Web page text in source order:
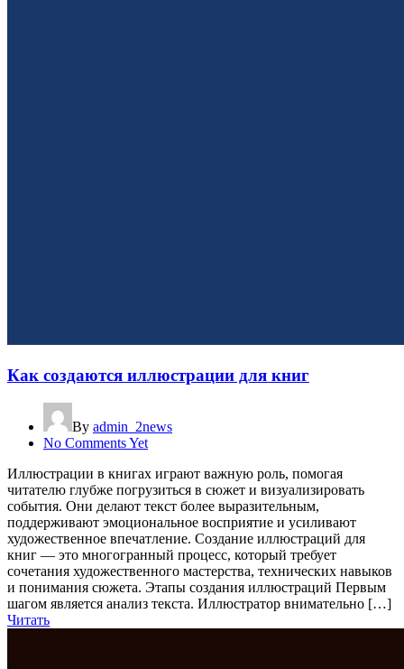
Как создаются иллюстрации для книг
By admin_2news
No Comments Yet
Иллюстрации в книгах играют важную роль, помогая
читателю глубже погрузиться в сюжет и визуализировать
события. Они делают текст более выразительным,
поддерживают эмоциональное восприятие и усиливают
художественное впечатление. Создание иллюстраций для
книг — это многогранный процесс, который требует
сочетания художественного мастерства, технических навыков
и понимания сюжета. Этапы создания иллюстраций Первым
шагом является анализ текста. Иллюстратор внимательно […]
Читать